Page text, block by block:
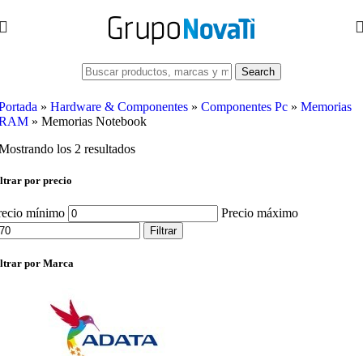
Search
» Hardware & Componentes » Componentes Pc » Memorias
» Memorias Notebook
los 2 resultados
por precio
mínimo Precio máximo
Filtrar
por Marca